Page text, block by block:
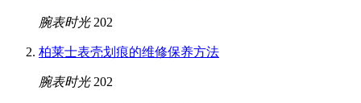
腕表时光 202
柏莱士表壳划痕的维修保养方法
腕表时光 202